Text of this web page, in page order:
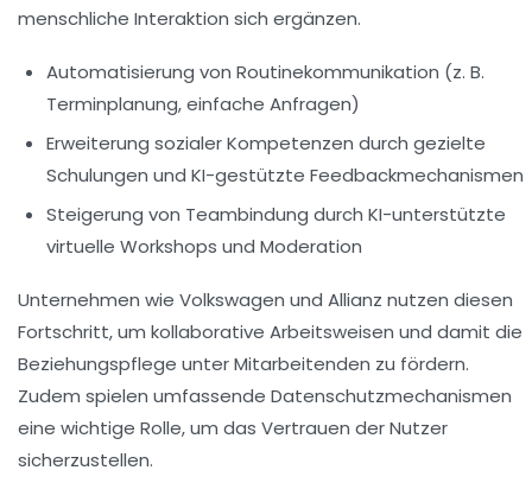
menschliche Interaktion sich ergänzen.
Automatisierung von Routinekommunikation (z. B.
Terminplanung, einfache Anfragen)
Erweiterung sozialer Kompetenzen durch gezielte
Schulungen und KI-gestützte Feedbackmechanismen
Steigerung von Teambindung durch KI-unterstützte
virtuelle Workshops und Moderation
Unternehmen wie Volkswagen und Allianz nutzen diesen
Fortschritt, um kollaborative Arbeitsweisen und damit die
Beziehungspflege unter Mitarbeitenden zu fördern.
Zudem spielen umfassende Datenschutzmechanismen
eine wichtige Rolle, um das Vertrauen der Nutzer
sicherzustellen.